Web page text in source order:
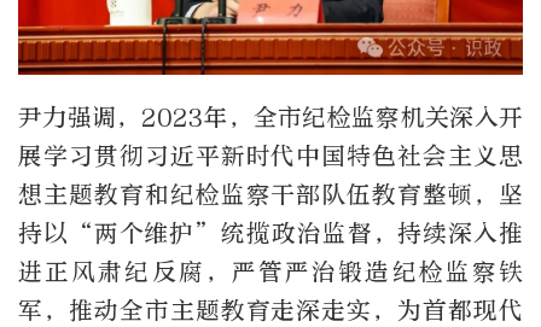
尹力强调，2023年，全市纪检监察机关深入开
展学习贯彻习近平新时代中国特色社会主义思
想主题教育和纪检监察干部队伍教育整顿，坚
持以“两个维护”统揽政治监督，持续深入推
进正风肃纪反腐，严管严治锻造纪检监察铁
军，推动全市主题教育走深走实，为首都现代